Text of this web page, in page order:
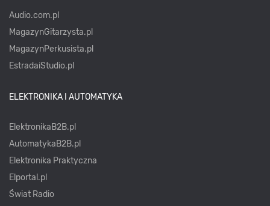
Audio.com.pl
MagazynGitarzysta.pl
MagazynPerkusista.pl
EstradaiStudio.pl
ELEKTRONIKA I AUTOMATYKA
ElektronikaB2B.pl
AutomatykaB2B.pl
Elektronika Praktyczna
Elportal.pl
Świat Radio